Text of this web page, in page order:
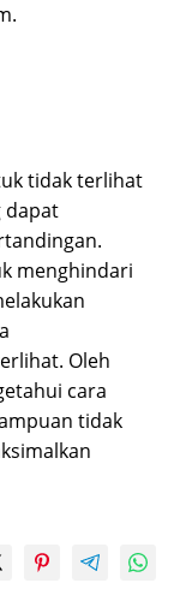
tidak terlihat
dapat
menghindari
Oleh
cara
tidak